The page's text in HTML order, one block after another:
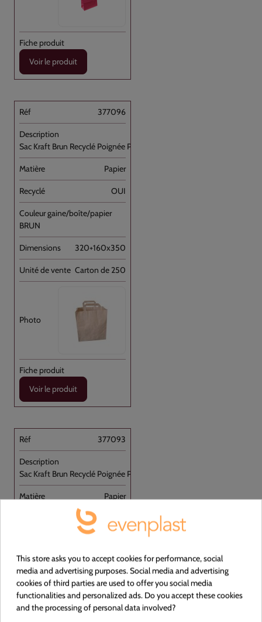
Voir le produit
377096
Sac Kraft Brun Recyclé Poignée Plate [...]
Papier
OUI
BRUN
320+160x350
Carton de 250
Voir le produit
377093
Sac Kraft Brun Recyclé Poignée Plate [...]
Papier
OUI
BRUN
320+170x270
Carton de 250
This store asks you to accept cookies for performance, social
media and advertising purposes. Social media and advertising
cookies of third parties are used to offer you social media
functionalities and personalized ads. Do you accept these cookies
and the processing of personal data involved?